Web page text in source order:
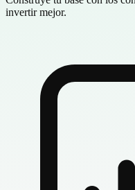
invertir mejor.